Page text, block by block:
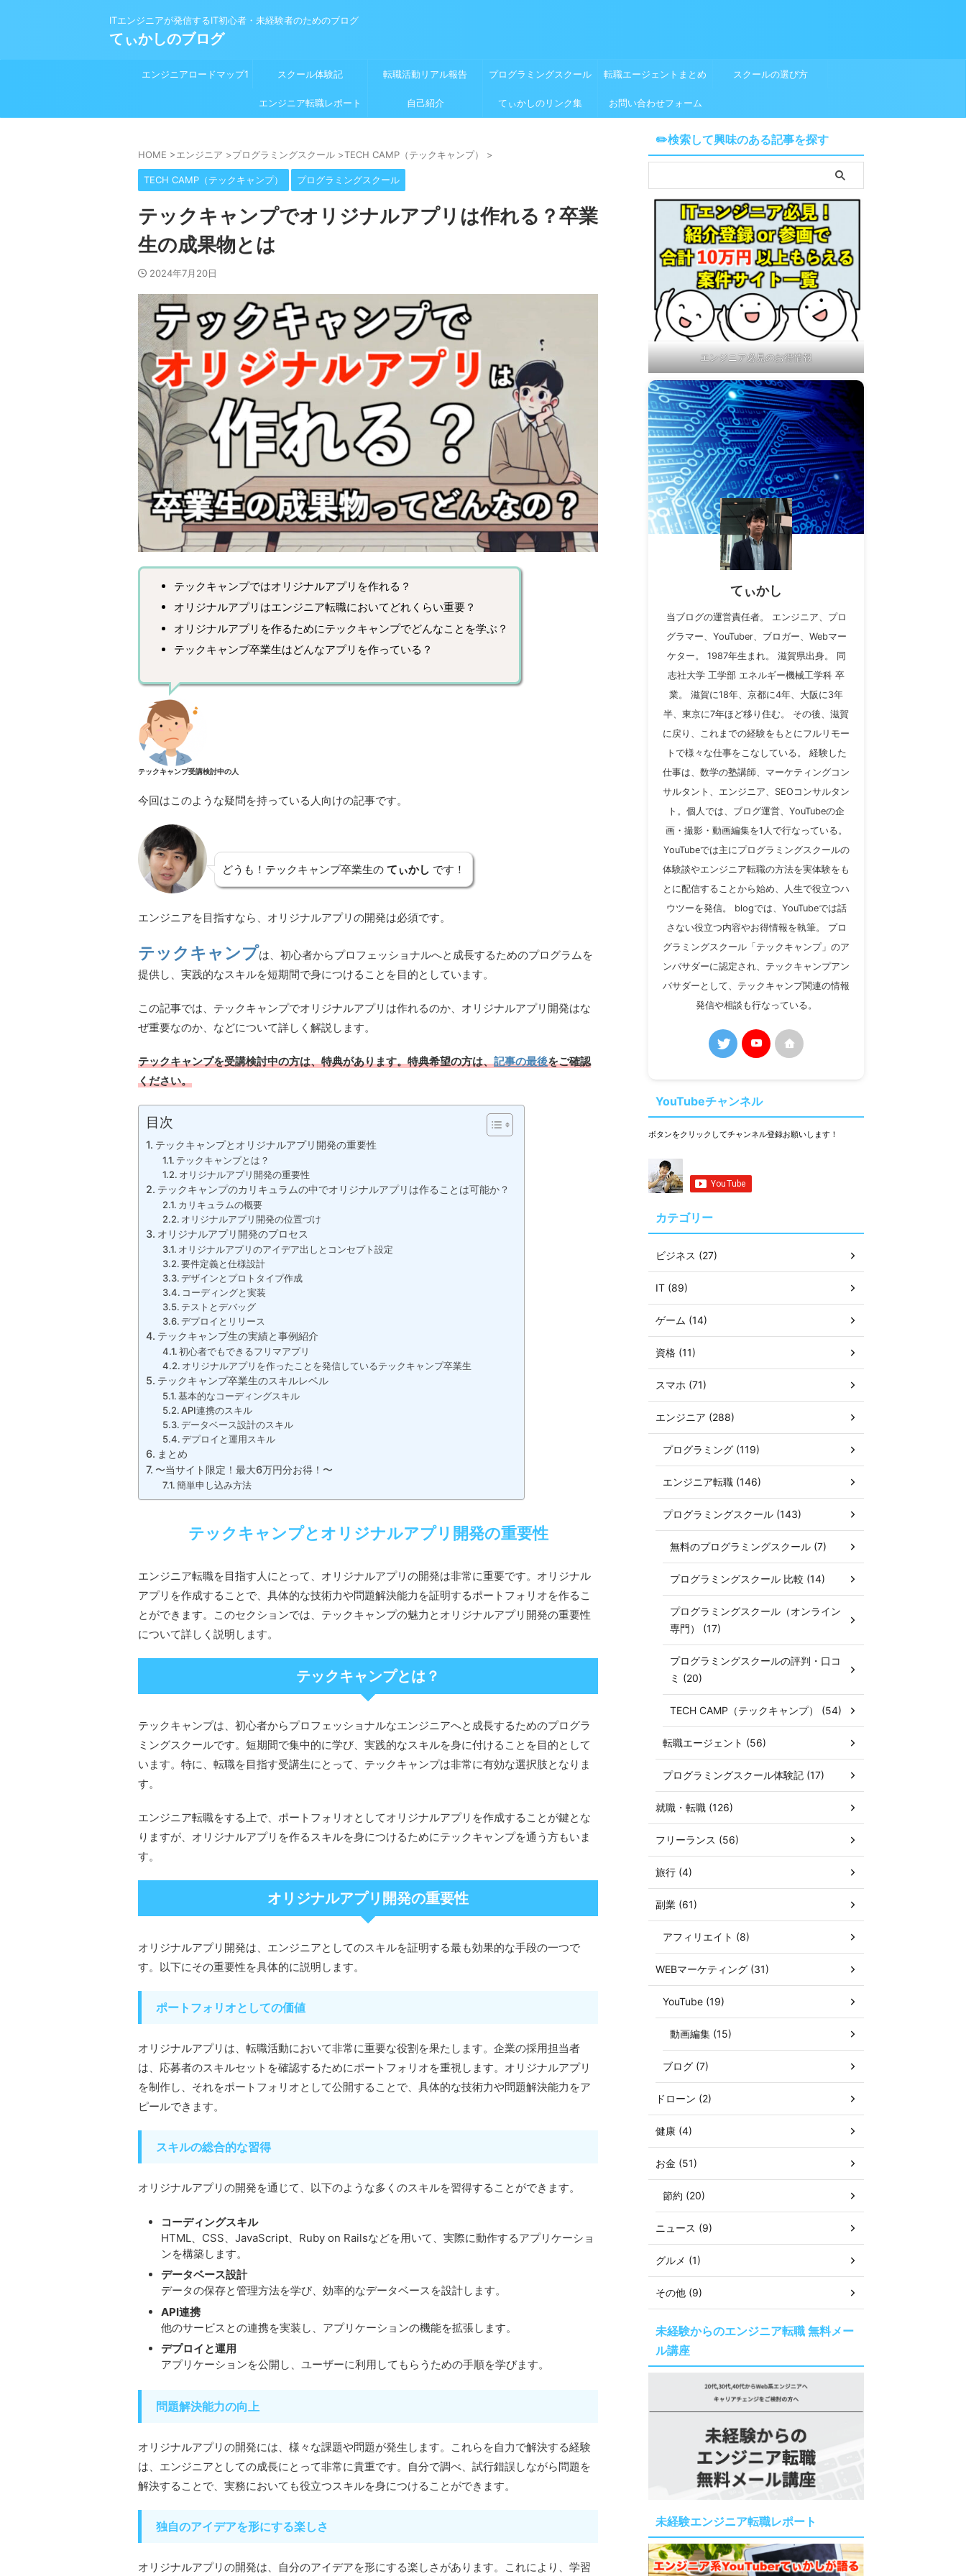
ITエンジニアが発信するIT初心者・未経験者のためのブログ
てぃかしのブログ
エンジニアロードマップ1 スクール体験記 転職活動リアル報告 プログラミングスクール 転職エージェントまとめ スクールの選び方
エンジニア転職レポート 自己紹介 てぃかしのリンク集 お問い合わせフォーム
HOME >エンジニア >プログラミングスクール >TECH CAMP（テックキャンプ） >
TECH CAMP（テックキャンプ） プログラミングスクール
テックキャンプでオリジナルアプリは作れる？卒業
生の成果物とは
2024年7月20日
テックキャンプではオリジナルアプリを作れる？
オリジナルアプリはエンジニア転職においてどれくらい重要？
オリジナルアプリを作るためにテックキャンプでどんなことを学ぶ？
テックキャンプ卒業生はどんなアプリを作っている？
テックキャンプ受講検討中の人
今回はこのような疑問を持っている人向けの記事です。
どうも！テックキャンプ卒業生の てぃかし です！
エンジニアを目指すなら、オリジナルアプリの開発は必須です。
テックキャンプは、初心者からプロフェッショナルへと成長するためのプログラムを
提供し、実践的なスキルを短期間で身につけることを目的としています。
この記事では、テックキャンプでオリジナルアプリは作れるのか、オリジナルアプリ開発はな
ぜ重要なのか、などについて詳しく解説します。
テックキャンプを受講検討中の方は、特典があります。特典希望の方は、記事の最後をご確認
ください。
目次
テックキャンプとオリジナルアプリ開発の重要性
テックキャンプとは？
オリジナルアプリ開発の重要性
テックキャンプのカリキュラムの中でオリジナルアプリは作ることは可能か？
カリキュラムの概要
オリジナルアプリ開発の位置づけ
オリジナルアプリ開発のプロセス
オリジナルアプリのアイデア出しとコンセプト設定
要件定義と仕様設計
デザインとプロトタイプ作成
コーディングと実装
テストとデバッグ
デプロイとリリース
テックキャンプ生の実績と事例紹介
初心者でもできるフリマアプリ
オリジナルアプリを作ったことを発信しているテックキャンプ卒業生
テックキャンプ卒業生のスキルレベル
基本的なコーディングスキル
API連携のスキル
データベース設計のスキル
デプロイと運用スキル
まとめ
〜当サイト限定！最大6万円分お得！〜
簡単申し込み方法
テックキャンプとオリジナルアプリ開発の重要性
エンジニア転職を目指す人にとって、オリジナルアプリの開発は非常に重要です。オリジナル
アプリを作成することで、具体的な技術力や問題解決能力を証明するポートフォリオを作るこ
とができます。このセクションでは、テックキャンプの魅力とオリジナルアプリ開発の重要性
について詳しく説明します。
テックキャンプとは？
テックキャンプは、初心者からプロフェッショナルなエンジニアへと成長するためのプログラ
ミングスクールです。短期間で集中的に学び、実践的なスキルを身に付けることを目的として
います。特に、転職を目指す受講生にとって、テックキャンプは非常に有効な選択肢となりま
す。
エンジニア転職をする上で、ポートフォリオとしてオリジナルアプリを作成することが鍵とな
りますが、オリジナルアプリを作るスキルを身につけるためにテックキャンプを通う方もいま
す。
オリジナルアプリ開発の重要性
オリジナルアプリ開発は、エンジニアとしてのスキルを証明する最も効果的な手段の一つで
す。以下にその重要性を具体的に説明します。
ポートフォリオとしての価値
オリジナルアプリは、転職活動において非常に重要な役割を果たします。企業の採用担当者
は、応募者のスキルセットを確認するためにポートフォリオを重視します。オリジナルアプリ
を制作し、それをポートフォリオとして公開することで、具体的な技術力や問題解決能力をア
ピールできます。
スキルの総合的な習得
オリジナルアプリの開発を通じて、以下のような多くのスキルを習得することができます。
コーディングスキル
HTML、CSS、JavaScript、Ruby on Railsなどを用いて、実際に動作するアプリケーショ
ンを構築します。
データベース設計
データの保存と管理方法を学び、効率的なデータベースを設計します。
API連携
他のサービスとの連携を実装し、アプリケーションの機能を拡張します。
デプロイと運用
アプリケーションを公開し、ユーザーに利用してもらうための手順を学びます。
問題解決能力の向上
オリジナルアプリの開発には、様々な課題や問題が発生します。これらを自力で解決する経験
は、エンジニアとしての成長にとって非常に貴重です。自分で調べ、試行錯誤しながら問題を
解決することで、実務においても役立つスキルを身につけることができます。
独自のアイデアを形にする楽しさ
オリジナルアプリの開発は、自分のアイデアを形にする楽しさがあります。これにより、学習
✏️検索して興味のある記事を探す
エンジニア必見のお得情報
てぃかし
当ブログの運営責任者。 エンジニア、プロ
グラマー、YouTuber、ブロガー、Webマー
ケター。 1987年生まれ。 滋賀県出身。 同
志社大学 工学部 エネルギー機械工学科 卒
業。 滋賀に18年、京都に4年、大阪に3年
半、東京に7年ほど移り住む。 その後、滋賀
に戻り、これまでの経験をもとにフルリモー
トで様々な仕事をこなしている。 経験した
仕事は、数学の塾講師、マーケティングコン
サルタント、エンジニア、SEOコンサルタン
ト。個人では、ブログ運営、YouTubeの企
画・撮影・動画編集を1人で行なっている。
YouTubeでは主にプログラミングスクールの
体験談やエンジニア転職の方法を実体験をも
とに配信することから始め、人生で役立つハ
ウツーを発信。 blogでは、YouTubeでは話
さない役立つ内容やお得情報を執筆。 プロ
グラミングスクール「テックキャンプ」のア
ンバサダーに認定され、テックキャンプアン
バサダーとして、テックキャンプ関連の情報
発信や相談も行なっている。
YouTubeチャンネル
ボタンをクリックしてチャンネル登録お願いします！
カテゴリー
ビジネス (27)
IT (89)
ゲーム (14)
資格 (11)
スマホ (71)
エンジニア (288)
プログラミング (119)
エンジニア転職 (146)
プログラミングスクール (143)
無料のプログラミングスクール (7)
プログラミングスクール 比較 (14)
プログラミングスクール（オンライン
専門） (17)
プログラミングスクールの評判・口コ
ミ (20)
TECH CAMP（テックキャンプ） (54)
転職エージェント (56)
プログラミングスクール体験記 (17)
就職・転職 (126)
フリーランス (56)
旅行 (4)
副業 (61)
アフィリエイト (8)
WEBマーケティング (31)
YouTube (19)
動画編集 (15)
ブログ (7)
ドローン (2)
健康 (4)
お金 (51)
節約 (20)
ニュース (9)
グルメ (1)
その他 (9)
未経験からのエンジニア転職 無料メー
ル講座
未経験エンジニア転職レポート